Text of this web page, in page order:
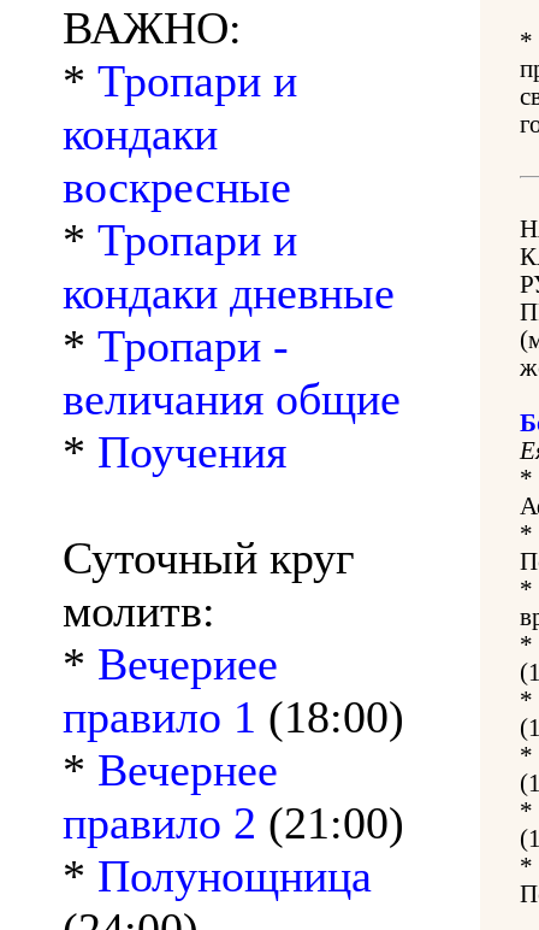
ВАЖНО:
* Тропари и
кондаки
воскресные
* Тропари и
кондаки дневные
* Тропари -
величания общие
* Поучения
Суточный круг
молитв:
* Вечериее
правило 1 (18:00)
* Вечернее
правило 2 (21:00)
* Полунощница
*
*
*
*
*
*
*
*
*